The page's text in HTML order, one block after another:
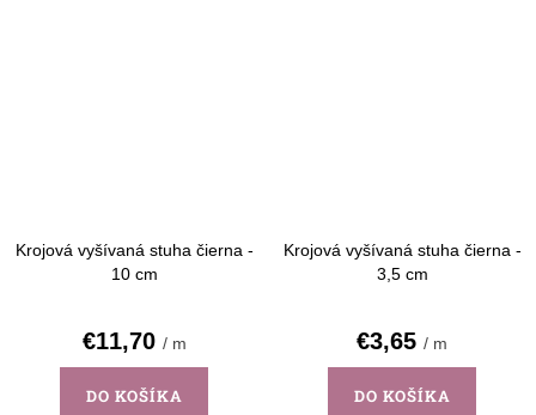
Krojová vyšívaná stuha čierna -
10 cm
€11,70 / m
DO KOŠÍKA
Krojová vyšívaná stuha čierna -
3,5 cm
€3,65 / m
DO KOŠÍKA